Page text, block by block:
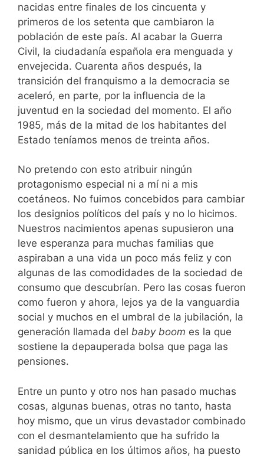
nacidas entre finales de los cincuenta y
primeros de los setenta que cambiaron la
población de este país. Al acabar la Guerra
Civil, la ciudadanía española era menguada y
envejecida. Cuarenta años después, la
transición del franquismo a la democracia se
aceleró, en parte, por la influencia de la
juventud en la sociedad del momento. El año
1985, más de la mitad de los habitantes del
Estado teníamos menos de treinta años.
No pretendo con esto atribuir ningún
protagonismo especial ni a mí ni a mis
coetáneos. No fuimos concebidos para cambiar
los designios políticos del país y no lo hicimos.
Nuestros nacimientos apenas supusieron una
leve esperanza para muchas familias que
aspiraban a una vida un poco más feliz y con
algunas de las comodidades de la sociedad de
consumo que descubrían. Pero las cosas fueron
como fueron y ahora, lejos ya de la vanguardia
social y muchos en el umbral de la jubilación, la
generación llamada del baby boom es la que
sostiene la depauperada bolsa que paga las
pensiones.
Entre un punto y otro nos han pasado muchas
cosas, algunas buenas, otras no tanto, hasta
hoy mismo, que un virus devastador combinado
con el desmantelamiento que ha sufrido la
sanidad pública en los últimos años, ha puesto